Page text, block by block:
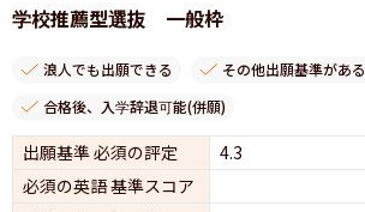
学校推薦型選抜 一般枠
浪人でも出願できる
その他出願基準がある
合格後、入学辞退可能(併願)
出願基準 必須の評定
4.3
必須の英語 基準スコア